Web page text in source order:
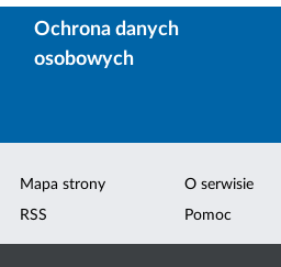
Ochrona danych
osobowych
Mapa strony
RSS
O serwisie
Pomoc